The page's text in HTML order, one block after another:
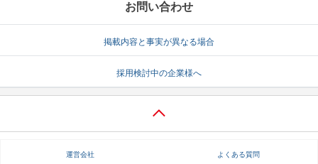
就活ノウハウ・サポート
就活ノウハウが満載！ お役立ち記事・相談室など
就活ニュースペーパー よくある質問
お問い合わせ
掲載内容と事実が異なる場合
採用検討中の企業様へ
運営会社 よくある質問